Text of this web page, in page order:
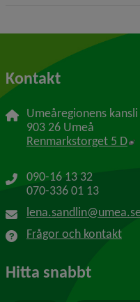
Kontakt
Umeåregionens kansli
903 26 Umeå
Renmarkstorget 5 D
090-16 13 32
070-336 01 13
Frågor och kontakt
Hitta snabbt